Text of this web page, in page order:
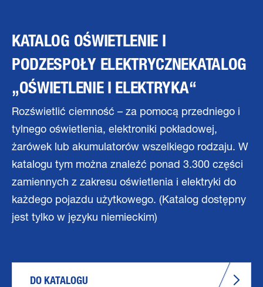
KATALOG OŚWIETLENIE I
PODZESPOŁY ELEKTRYCZNEKATALOG
„OŚWIETLENIE I ELEKTRYKA“
Rozświetlić ciemność – za pomocą przedniego i
tylnego oświetlenia, elektroniki pokładowej,
żarówek lub akumulatorów wszelkiego rodzaju. W
katalogu tym można znaleźć ponad 3.300 części
zamiennych z zakresu oświetlenia i elektryki do
każdego pojazdu użytkowego. (Katalog dostępny
jest tylko w języku niemieckim)
DO KATALOGU